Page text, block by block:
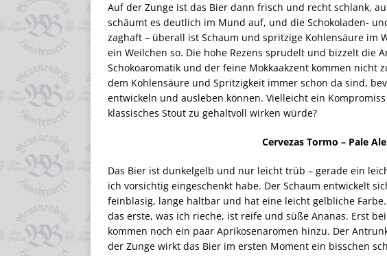
Auf der Zunge ist das Bier dann frisch und recht schlank,
schäumt es deutlich im Mund auf, und die Schokoladen-
zaghaft – überall ist Schaum und spritzige Kohlensäure im
ein Weilchen so. Die hohe Rezens sprudelt und bizzelt die
Schokoaromatik und der feine Mokkaakzent kommen nicht
dem Kohlensäure und Spritzigkeit immer schon da sind,
entwickeln und ausleben können. Vielleicht ein
klassisches Stout zu gehaltvoll wirken würde?
Cervezas Tormo – Pale
Das Bier ist dunkelgelb und nur leicht trüb – gerade ein
ich vorsichtig eingeschenkt habe. Der Schaum entwickelt
feinblasig, lange haltbar und hat eine leicht gelbliche
das erste, was ich rieche, ist reife und süße Ananas. Erst
kommen noch ein paar Aprikosenaromen hinzu. Der
der Zunge wirkt das Bier im ersten Moment ein bisschen